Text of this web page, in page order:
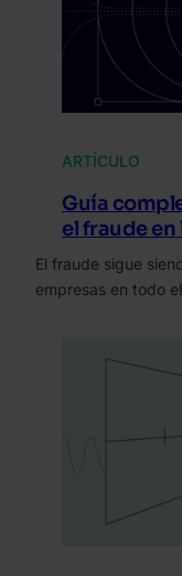
ARTÍCULO
Guía
el fraude en
El fraude sigue
empresas en todo